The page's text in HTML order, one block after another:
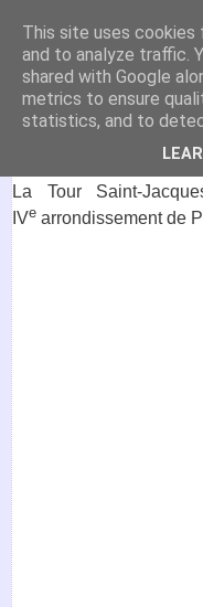
Visitez la France
9 octobre 2023
Tour Saint-
La Tour Saint-
IVe arrondissement de
This site uses
and to analyze traffic.
shared with Google
metrics to ensure
statistics, and to